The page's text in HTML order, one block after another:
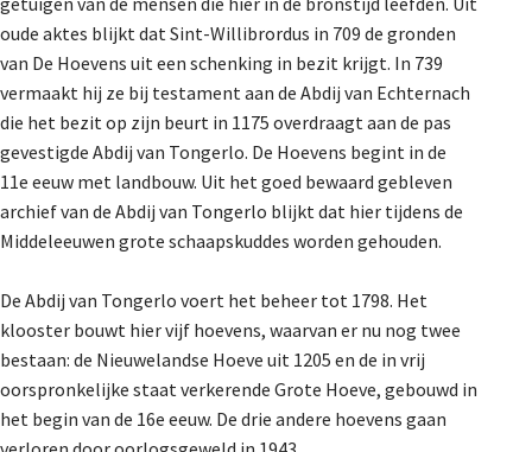
oude aktes blijkt dat Sint-Willibrordus in 709 de gronden
van De Hoevens uit een schenking in bezit krijgt. In 739
vermaakt hij ze bij testament aan de Abdij van Echternach
die het bezit op zijn beurt in 1175 overdraagt aan de pas
gevestigde Abdij van Tongerlo. De Hoevens begint in de
11e eeuw met landbouw. Uit het goed bewaard gebleven
archief van de Abdij van Tongerlo blijkt dat hier tijdens de
Middeleeuwen grote schaapskuddes worden gehouden.
De Abdij van Tongerlo voert het beheer tot 1798. Het
klooster bouwt hier vijf hoevens, waarvan er nu nog twee
bestaan: de Nieuwelandse Hoeve uit 1205 en de in vrij
oorspronkelijke staat verkerende Grote Hoeve, gebouwd in
het begin van de 16e eeuw. De drie andere hoevens gaan